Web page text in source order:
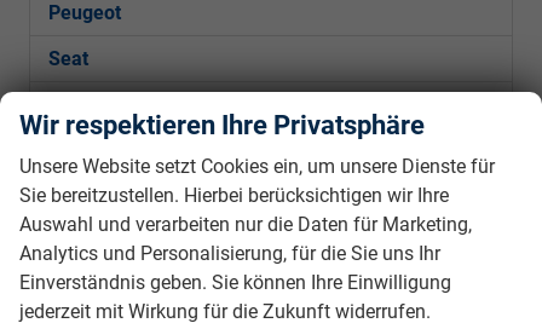
Peugeot
Seat
Golf Variant
Passat Variant
Polo
Wir respektieren Ihre Privatsphäre
Unsere Website setzt Cookies ein, um unsere Dienste für
Sie bereitzustellen. Hierbei berücksichtigen wir Ihre
Auswahl und verarbeiten nur die Daten für Marketing,
Analytics und Personalisierung, für die Sie uns Ihr
Einverständnis geben. Sie können Ihre Einwilligung
jederzeit mit Wirkung für die Zukunft widerrufen.